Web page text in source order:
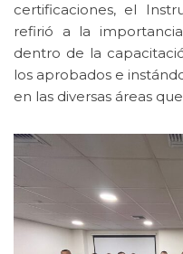
certificaciones, el
refirió a la
dentro de la
los aprobados e
en las diversas áreas